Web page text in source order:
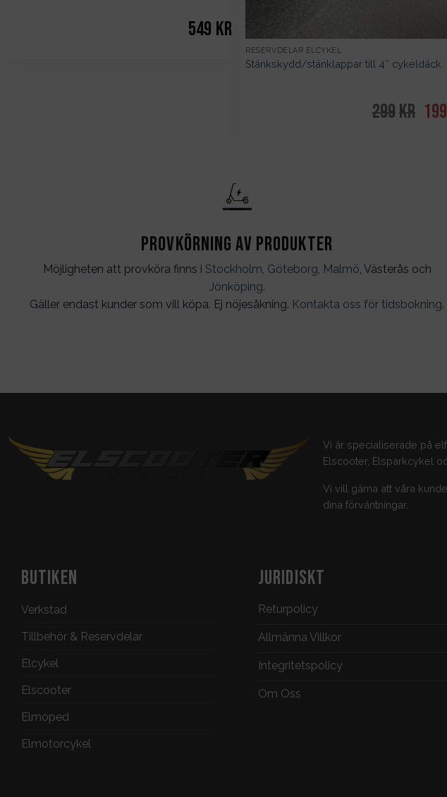
549 kr
RESERVDELAR ELCYKEL
Stänkskydd/stänklappar till 4″ cykeldäck
299kr Det
199
Provkörning av produkter
Möjligheten att provköra finns i Stockholm, Göteborg, Malmö, Västerås och
Jönköping.
Gäller endast kunder som vill köpa. Ej nöjesåkning. Kontakta oss för tidsbokning.
Vi är specialiserade på
Elscooter, Elsparkcykel
Vi vill gärna att våra
dina förväntningar.
BUTIKEN
Verkstad
Tillbehör & Reservdelar
Elcykel
Elscooter
Elmoped
Elmotorcykel
JURIDISKT
Returpolicy
Allmänna Villkor
Integritetspolicy
Om Oss